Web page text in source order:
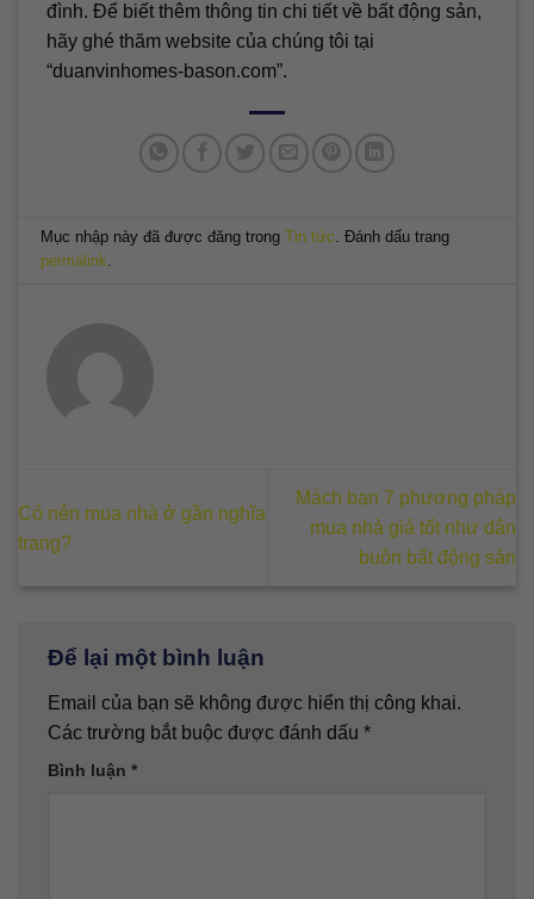
đình. Để biết thêm thông tin chi tiết về bất động sản,
hãy ghé thăm website của chúng tôi tại
“duanvinhomes-bason.com”.
Mục nhập này đã được đăng trongTin tức. Đánh dấu trang
permalink.
Có nên mua nhà ở gần nghĩa
trang?
Mách bạn 7 phương pháp
mua nhà giá tốt như dân
buôn bất động sản
Để lại một bình luận
Email của bạn sẽ không được hiển thị công khai.
Các trường bắt buộc được đánh dấu *
Bình luận *